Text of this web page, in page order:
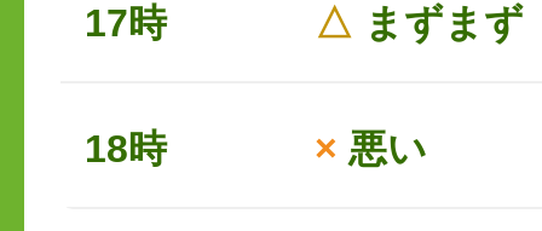
17時 △ まずまず
18時 × 悪い